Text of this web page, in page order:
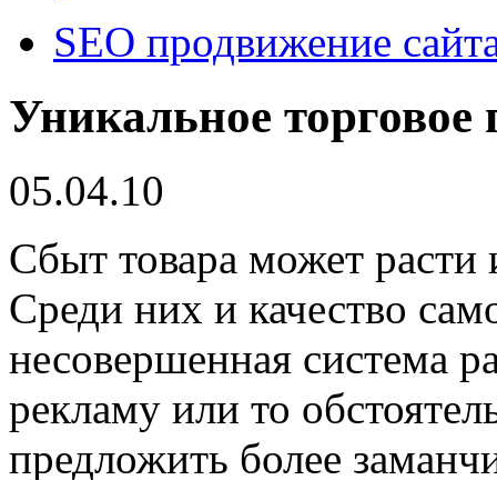
SEO продвижение
Уникальное торговое
05.04.10
Сбыт товара может
Среди них и качество
несовершенная система
рекламу или то
предложить более